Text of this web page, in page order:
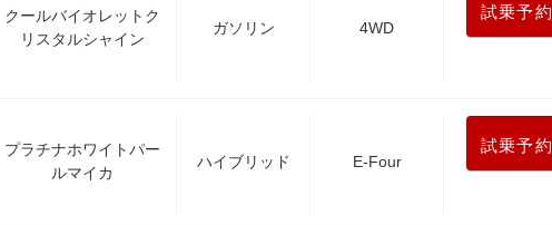
クールバイオレットク
リスタルシャイン
ガソリン 4WD
試乗予約
プラチナホワイトパー
ルマイカ
ハイブリッド E-Four
試乗予約